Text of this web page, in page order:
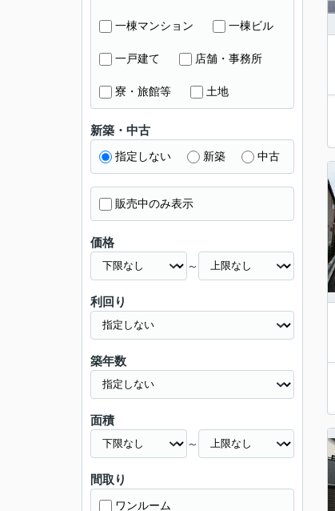
一棟マンション 一棟ビル
一戸建て 店舗・事務所
寮・旅館等 土地
新築・中古
指定しない 新築 中古
販売中のみ表示
価格
～
利回り
築年数
面積
～
間取り
ワンルーム